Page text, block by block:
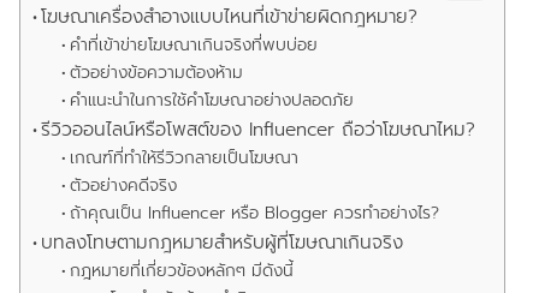
โฆษณาเครื่องสำอางแบบไหนที่เข้าข่ายผิดกฎหมาย?
คำที่เข้าข่ายโฆษณาเกินจริงที่พบบ่อย
ตัวอย่างข้อความต้องห้าม
คำแนะนำในการใช้คำโฆษณาอย่างปลอดภัย
รีวิวออนไลน์หรือโพสต์ของ Influencer ถือว่าโฆษณาไหม?
เกณฑ์ที่ทำให้รีวิวกลายเป็นโฆษณา
ตัวอย่างคดีจริง
ถ้าคุณเป็น Influencer หรือ Blogger ควรทำอย่างไร?
บทลงโทษตามกฎหมายสำหรับผู้ที่โฆษณาเกินจริง
กฎหมายที่เกี่ยวข้องหลักๆ มีดังนี้